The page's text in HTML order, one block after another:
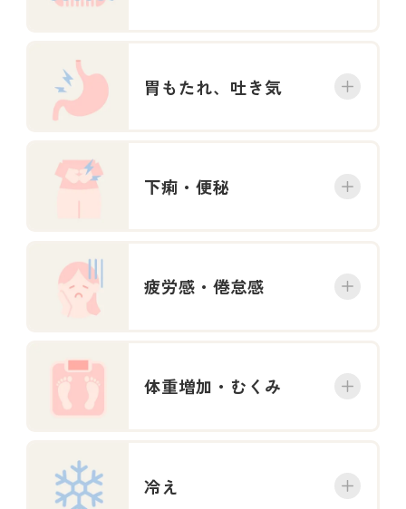
胃もたれ、吐き気
下痢・便秘
疲労感・倦怠感
体重増加・むくみ
冷え